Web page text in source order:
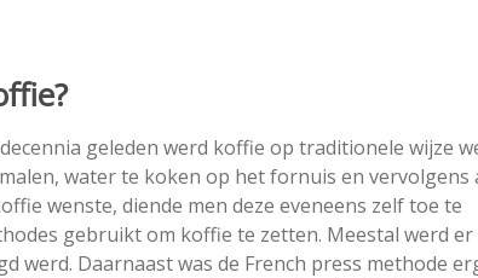
geleden werd koffie op traditionele wijze
water te koken op het fornuis en vervolgens
wenste, diende men deze eveneens zelf toe te
gebruikt om koffie te zetten. Meestal werd er
werd. Daarnaast was de French press methode